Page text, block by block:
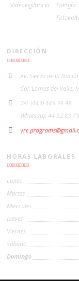
Videovigilancia
Energía
DIRECCIÓN
Av. Siervo de la
Col. Lomas del Valle,
Tel. (443) 445 39 98
Whatsapp 44 32 83
HORAS LABORALES
Lunes
Martes
Miercoles
Jueves
Viernes
Sábado
Domingo